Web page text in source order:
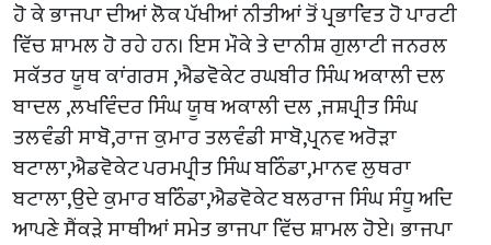
ਹੋ ਕੇ ਭਾਜਪਾ ਦੀਆਂ ਲੋਕ ਪੱਖੀਆਂ ਨੀਤੀਆਂ ਤੋਂ ਪ੍ਰਭਾਵਿਤ ਹੋ ਪਾਰਟੀ
ਵਿੱਚ ਸ਼ਾਮਲ ਹੋ ਰਹੇ ਹਨ। ਇਸ ਮੌਕੇ ਤੇ ਦਾਨੀਸ਼ ਗੁਲਾਟੀ ਜਨਰਲ
ਸਕੱਤਰ ਯੂਥ ਕਾਂਗਰਸ ,ਐਡਵੋਕੇਟ ਰਘਬੀਰ ਸਿੰਘ ਅਕਾਲੀ ਦਲ
ਬਾਦਲ ,ਲਖਵਿੰਦਰ ਸਿੰਘ ਯੂਥ ਅਕਾਲੀ ਦਲ ,ਜਸ਼ਪ੍ਰੀਤ ਸਿੰਘ
ਤਲਵੰਡੀ ਸਾਬੋ,ਰਾਜ ਕੁਮਾਰ ਤਲਵੰਡੀ ਸਾਬੋ,ਪ੍ਰਨਵ ਅਰੋੜਾ
ਬਟਾਲਾ,ਐਡਵੋਕੇਟ ਪਰਮਪ੍ਰੀਤ ਸਿੰਘ ਬਠਿੰਡਾ,ਮਾਨਵ ਲੁਥਰਾ
ਬਟਾਲਾ,ਉਦੇ ਕੁਮਾਰ ਬਠਿੰਡਾ,ਐਡਵੋਕੇਟ ਬਲਰਾਜ ਸਿੰਘ ਸੰਧੂ ਅਦਿ
ਆਪਣੇ ਸੈਂਕੜੇ ਸਾਥੀਆਂ ਸਮੇਤ ਭਾਜਪਾ ਵਿੱਚ ਸ਼ਾਮਲ ਹੋਏ। ਭਾਜਪਾ